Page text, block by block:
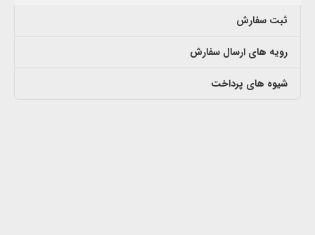
ثبت سفارش
رویه های ارسال سفارش
شیوه های پرداخت